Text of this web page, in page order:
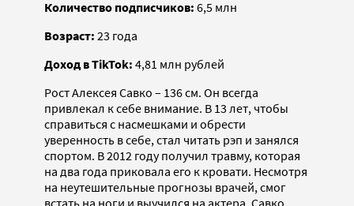
Количество подписчиков: 6,5 млн
Возраст: 23 года
Доход в TikTok: 4,81 млн рублей
Рост Алексея Савко – 136 см. Он всегда
привлекал к себе внимание. В 13 лет, чтобы
справиться с насмешками и обрести
уверенность в себе, стал читать рэп и занялся
спортом. В 2012 году получил травму, которая
на два года приковала его к кровати. Несмотря
на неутешительные прогнозы врачей, смог
встать на ноги и выучился на актера. Савко